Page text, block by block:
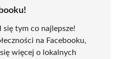
tym co najlepsze!
na Facebooku,
więcej o lokalnych